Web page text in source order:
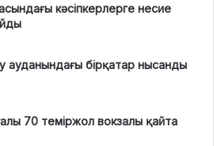
кәсіпкерлерге несие
ауданындағы бірқатар нысанды
70 теміржол вокзалы қайта